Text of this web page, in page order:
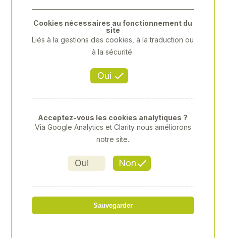
DOUILLE 1/2" TORX T40
Oui
Cookies nécessaires au fonctionnement du
site
Liés à la gestions des cookies, à la traduction ou
à la sécurité.
Oui Non
Acceptez-vous les cookies analytiques ?
Via Google Analytics et Clarity nous améliorons
notre site.
Sauvegarder